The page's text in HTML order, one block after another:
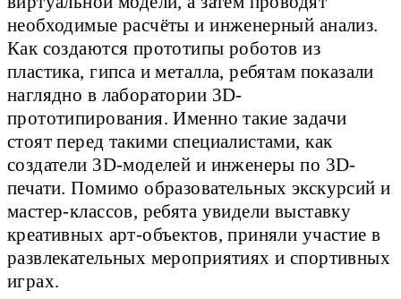
необходимые расчёты и инженерный анализ.
Как создаются прототипы роботов из
пластика, гипса и металла, ребятам показали
наглядно в лаборатории 3D-
прототипирования. Именно такие задачи
стоят перед такими специалистами, как
создатели 3D-моделей и инженеры по 3D-
печати. Помимо образовательных экскурсий и
мастер-классов, ребята увидели выставку
креативных арт-объектов, приняли участие в
развлекательных мероприятиях и спортивных
играх.